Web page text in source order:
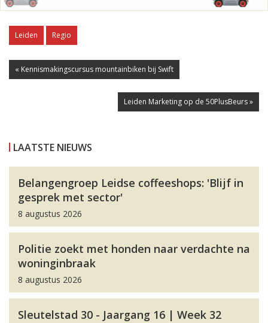
Leiden Regio
« Kennismakingscursus mountainbiken bij Swift
Leiden Marketing op de 50PlusBeurs »
LAATSTE NIEUWS
Belangengroep Leidse coffeeshops: 'Blijf in
gesprek met sector'
8 augustus 2026
Politie zoekt met honden naar verdachte na
woninginbraak
8 augustus 2026
Sleutelstad 30 - Jaargang 16 | Week 32